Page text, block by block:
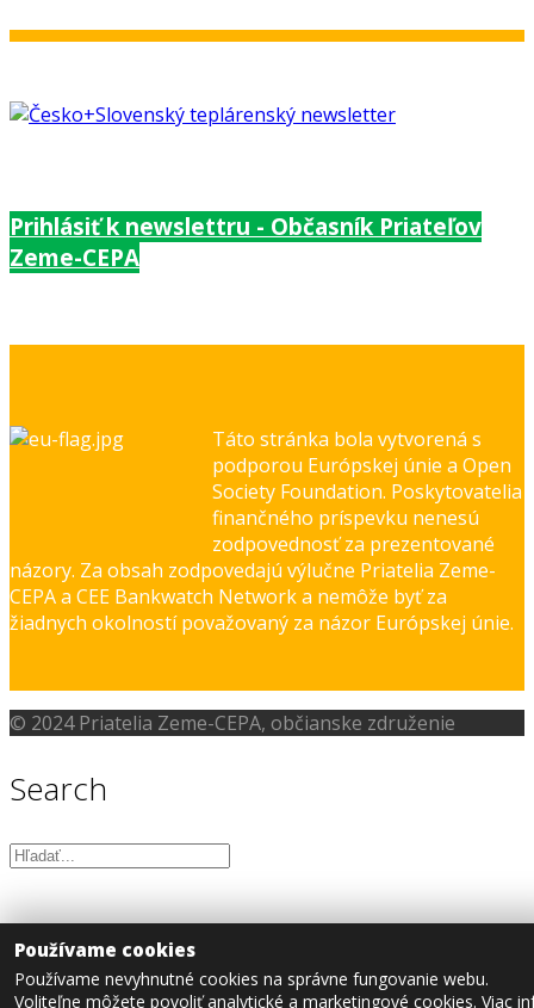
Prihlásiť k newslettru - Občasník Priateľov
Zeme-CEPA
Táto stránka bola vytvorená s
podporou Európskej únie a Open
Society Foundation. Poskytovatelia
finančného príspevku nenesú
zodpovednosť za prezentované
názory. Za obsah zodpovedajú výlučne Priatelia Zeme-
CEPA a CEE Bankwatch Network a nemôže byť za
žiadnych okolností považovaný za názor Európskej únie.
© 2024 Priatelia Zeme-CEPA, občianske združenie
Search
Používame cookies
Používame nevyhnutné cookies na správne fungovanie webu.
Voliteľne môžete povoliť analytické a marketingové cookies. Viac